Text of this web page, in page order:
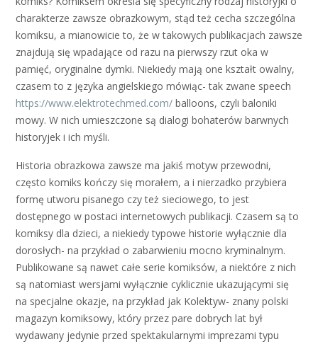
charakterze zawsze obrazkowym, stąd też cecha szczególna
komiksu, a mianowicie to, że w takowych publikacjach zawsze
znajdują się wpadające od razu na pierwszy rzut oka w
pamięć, oryginalne dymki. Niekiedy mają one kształt owalny,
czasem to z języka angielskiego mówiąc- tak zwane speech
https://www.elektrotechmed.com/ balloons, czyli baloniki
mowy. W nich umieszczone są dialogi bohaterów barwnych
historyjek i ich myśli.
Historia obrazkowa zawsze ma jakiś motyw przewodni,
często komiks kończy się morałem, a i nierzadko przybiera
formę utworu pisanego czy też sieciowego, to jest
dostępnego w postaci internetowych publikacji. Czasem są to
komiksy dla dzieci, a niekiedy typowe historie wyłącznie dla
dorosłych- na przykład o zabarwieniu mocno kryminalnym.
Publikowane są nawet całe serie komiksów, a niektóre z nich
są natomiast wersjami wyłącznie cyklicznie ukazującymi się
na specjalne okazje, na przykład jak Kolektyw- znany polski
magazyn komiksowy, który przez pare dobrych lat był
wydawany jedynie przed spektakularnymi imprezami typu